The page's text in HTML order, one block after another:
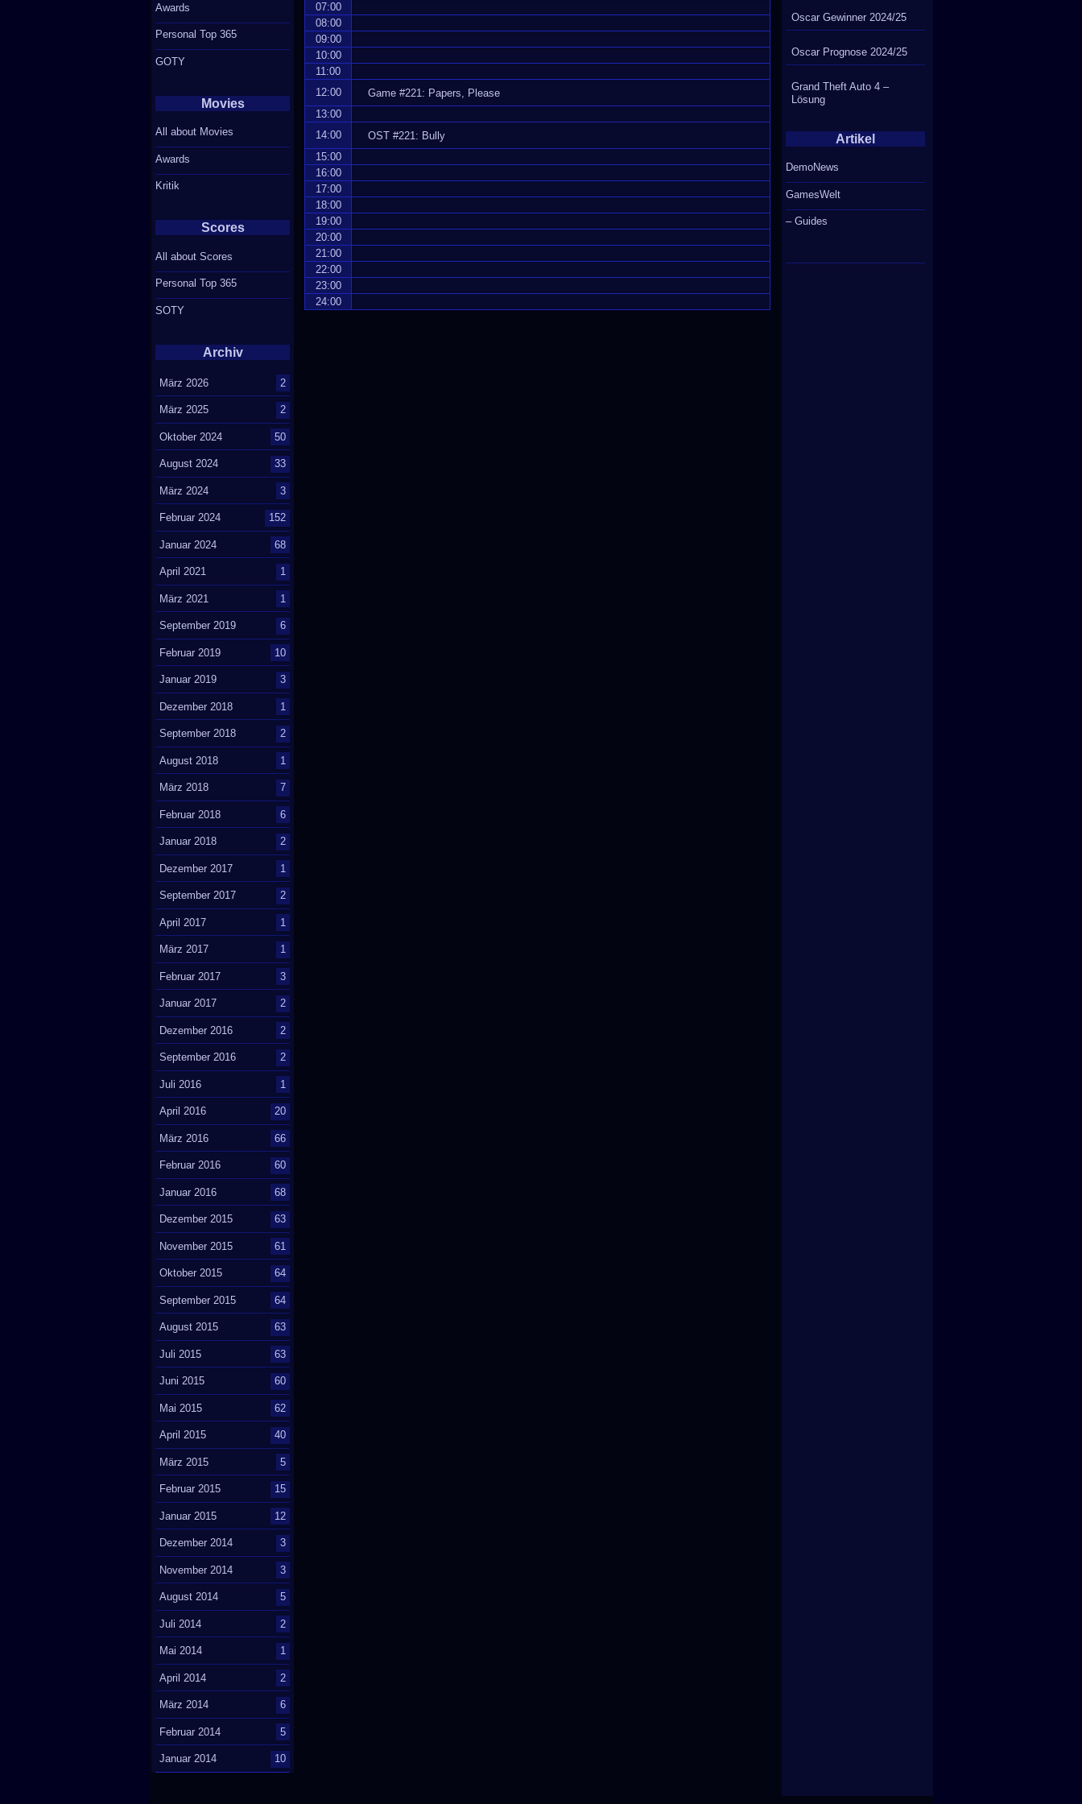
07:00
08:00
09:00
10:00
11:00
12:00
Game #221: Papers, Please
13:00
14:00
OST #221: Bully
15:00
16:00
17:00
18:00
19:00
20:00
21:00
22:00
23:00
24:00
Oscar Gewinner 2024/25
Oscar Prognose 2024/25
Grand Theft Auto 4 –
Lösung
Artikel
DemoNews
GamesWelt
– Guides
Awards
Personal Top 365
GOTY
Movies
All about Movies
Awards
Kritik
Scores
All about Scores
Personal Top 365
SOTY
Archiv
März 2026 2
März 2025 2
Oktober 2024 50
August 2024 33
März 2024 3
Februar 2024 152
Januar 2024 68
April 2021 1
März 2021 1
September 2019 6
Februar 2019 10
Januar 2019 3
Dezember 2018 1
September 2018 2
August 2018 1
März 2018 7
Februar 2018 6
Januar 2018 2
Dezember 2017 1
September 2017 2
April 2017 1
März 2017 1
Februar 2017 3
Januar 2017 2
Dezember 2016 2
September 2016 2
Juli 2016 1
April 2016 20
März 2016 66
Februar 2016 60
Januar 2016 68
Dezember 2015 63
November 2015 61
Oktober 2015 64
September 2015 64
August 2015 63
Juli 2015 63
Juni 2015 60
Mai 2015 62
April 2015 40
März 2015 5
Februar 2015 15
Januar 2015 12
Dezember 2014 3
November 2014 3
August 2014 5
Juli 2014 2
Mai 2014 1
April 2014 2
März 2014 6
Februar 2014 5
Januar 2014 10